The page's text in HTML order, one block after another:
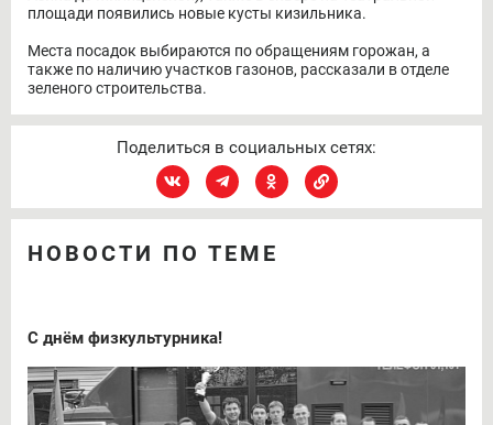
площади появились новые кусты кизильника.
Места посадок выбираются по обращениям горожан, а
также по наличию участков газонов, рассказали в отделе
зеленого строительства.
Поделиться в социальных сетях:
НОВОСТИ ПО ТЕМЕ
С днём физкультурника!